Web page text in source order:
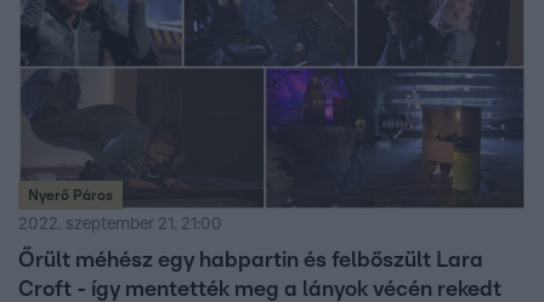
Nyerő Páros
2022. szeptember 21. 21:00
Őrült méhész egy habpartin és felbőszült Lara
Croft - így mentették meg a lányok vécén rekedt